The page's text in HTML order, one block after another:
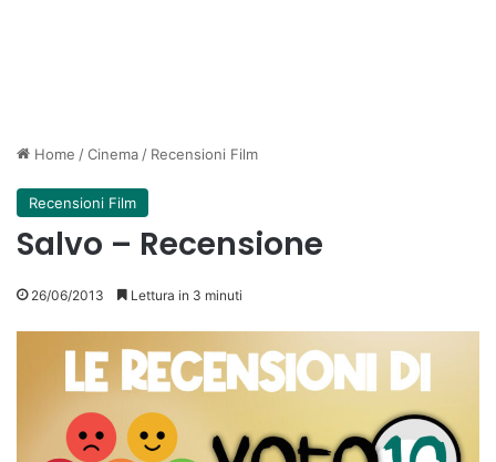
Home /Cinema / Recensioni Film
Recensioni Film
Salvo – Recensione
26/06/2013 Lettura in 3 minuti